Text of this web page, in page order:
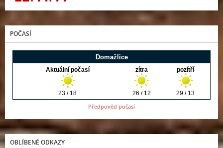
POČASÍ
Předpověď počasí
OBLÍBENÉ ODKAZY